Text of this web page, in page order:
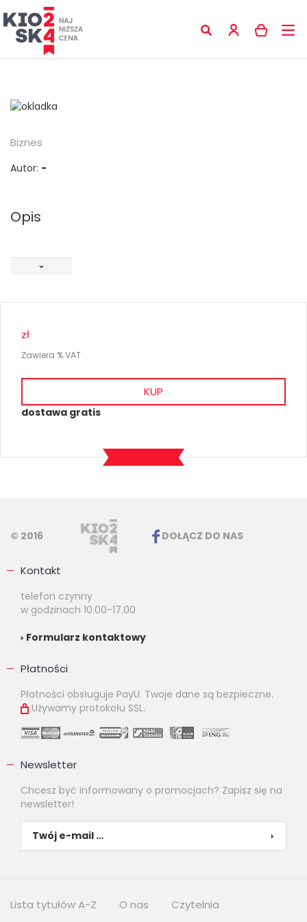
Biznes
Autor: -
Opis
zł
Zawiera % VAT
KUP
dostawa gratis
© 2016 DOŁĄCZ DO NAS
Kontakt
telefon czynny
w godzinach 10.00-17.00
Formularz kontaktowy
Płatności
Płatności obsługuje PayU. Twoje dane są bezpieczne.
Używamy protokołu SSL.
Newsletter
Chcesz być informowany o promocjach? Zapisz się na
newsletter!
Lista tytułów A-Z O nas Czytelnia